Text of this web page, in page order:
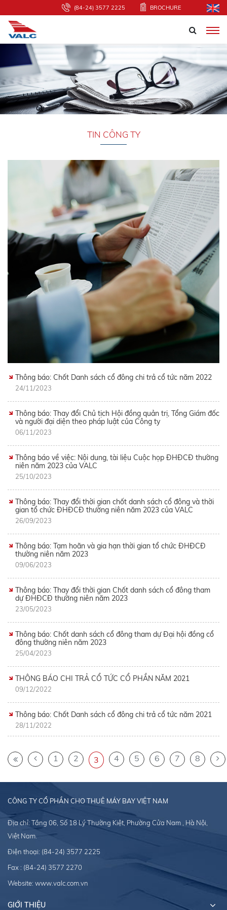
(84-24) 3577 2225 BROCHURE
TIN CÔNG TY
Thông báo: Chốt Danh sách cổ đông chi trả cổ tức năm 2022
24/11/2023
Thông báo: Thay đổi Chủ tịch Hội đồng quản trị, Tổng Giám đốc
và người đại diện theo pháp luật của Công ty
06/11/2023
Thông báo về việc: Nội dung, tài liệu Cuộc họp ĐHĐCĐ thường
niên năm 2023 của VALC
25/10/2023
Thông báo: Thay đổi thời gian chốt danh sách cổ đông và thời
gian tổ chức ĐHĐCĐ thường niên năm 2023 của VALC
26/09/2023
Thông báo: Tạm hoãn và gia hạn thời gian tổ chức ĐHĐCĐ
thường niên năm 2023
09/06/2023
Thông báo: Thay đổi thời gian Chốt danh sách cổ đông tham
dự ĐHĐCĐ thường niên năm 2023
23/05/2023
Thông báo: Chốt danh sách cổ đông tham dự Đại hội đồng cổ
đông thường niên năm 2023
25/04/2023
THÔNG BÁO CHI TRẢ CỔ TỨC CỔ PHẦN NĂM 2021
09/12/2022
Thông báo: Chốt Danh sách cổ đông chi trả cổ tức năm 2021
28/11/2022
1 2 3 4 5 6 7 8
CÔNG TY CỔ PHẦN CHO THUÊ MÁY BAY VIỆT NAM
Địa chỉ: Tầng 06, Số 18 Lý Thường Kiệt, Phường Cửa Nam , Hà Nội,
Việt Nam.
Điện thoại: (84-24) 3577 2225
Fax : (84-24) 3577 2270
Website: www.valc.com.vn
GIỚI THIỆU